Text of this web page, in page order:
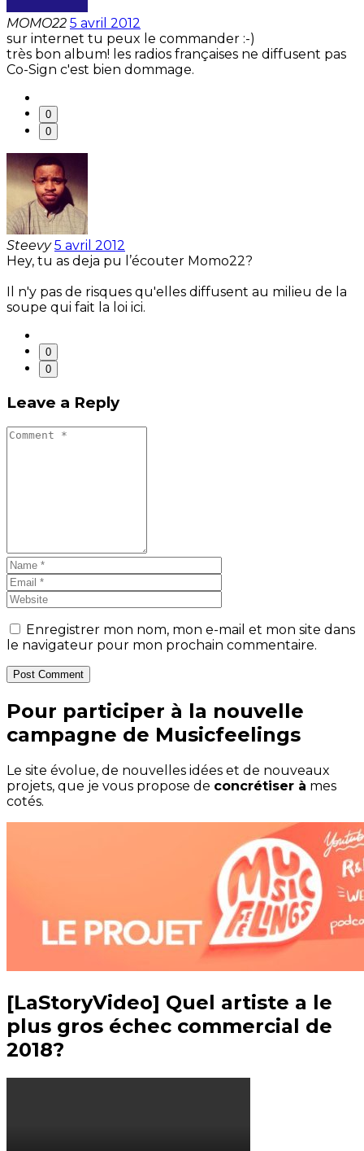
MOMO22 5 avril 2012
sur internet tu peux le commander :-)
très bon album! les radios françaises ne diffusent pas
Co-Sign c'est bien dommage.
0
0
Steevy 5 avril 2012
Hey, tu as deja pu l’écouter Momo22?
Il n'y pas de risques qu'elles diffusent au milieu de la
soupe qui fait la loi ici.
0
0
Leave a Reply
Enregistrer mon nom, mon e-mail et mon site dans
le navigateur pour mon prochain commentaire.
Post Comment
Pour participer à la nouvelle
campagne de Musicfeelings
Le site évolue, de nouvelles idées et de nouveaux
projets, que je vous propose de concrétiser à mes
cotés.
[LaStoryVideo] Quel artiste a le
plus gros échec commercial de
2018?